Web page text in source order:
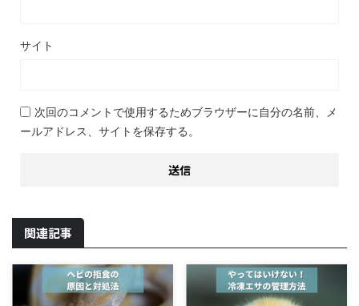
サイト
次回のコメントで使用するためブラウザーに自分の名前、メ
ールアドレス、サイトを保存する。
関連記事